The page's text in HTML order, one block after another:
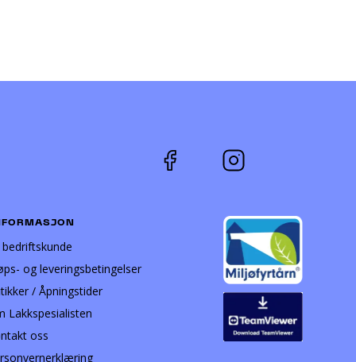
bedriftskunde
og leveringsbetingelser
/ Åpningstider
Lakkspesialisten
oss